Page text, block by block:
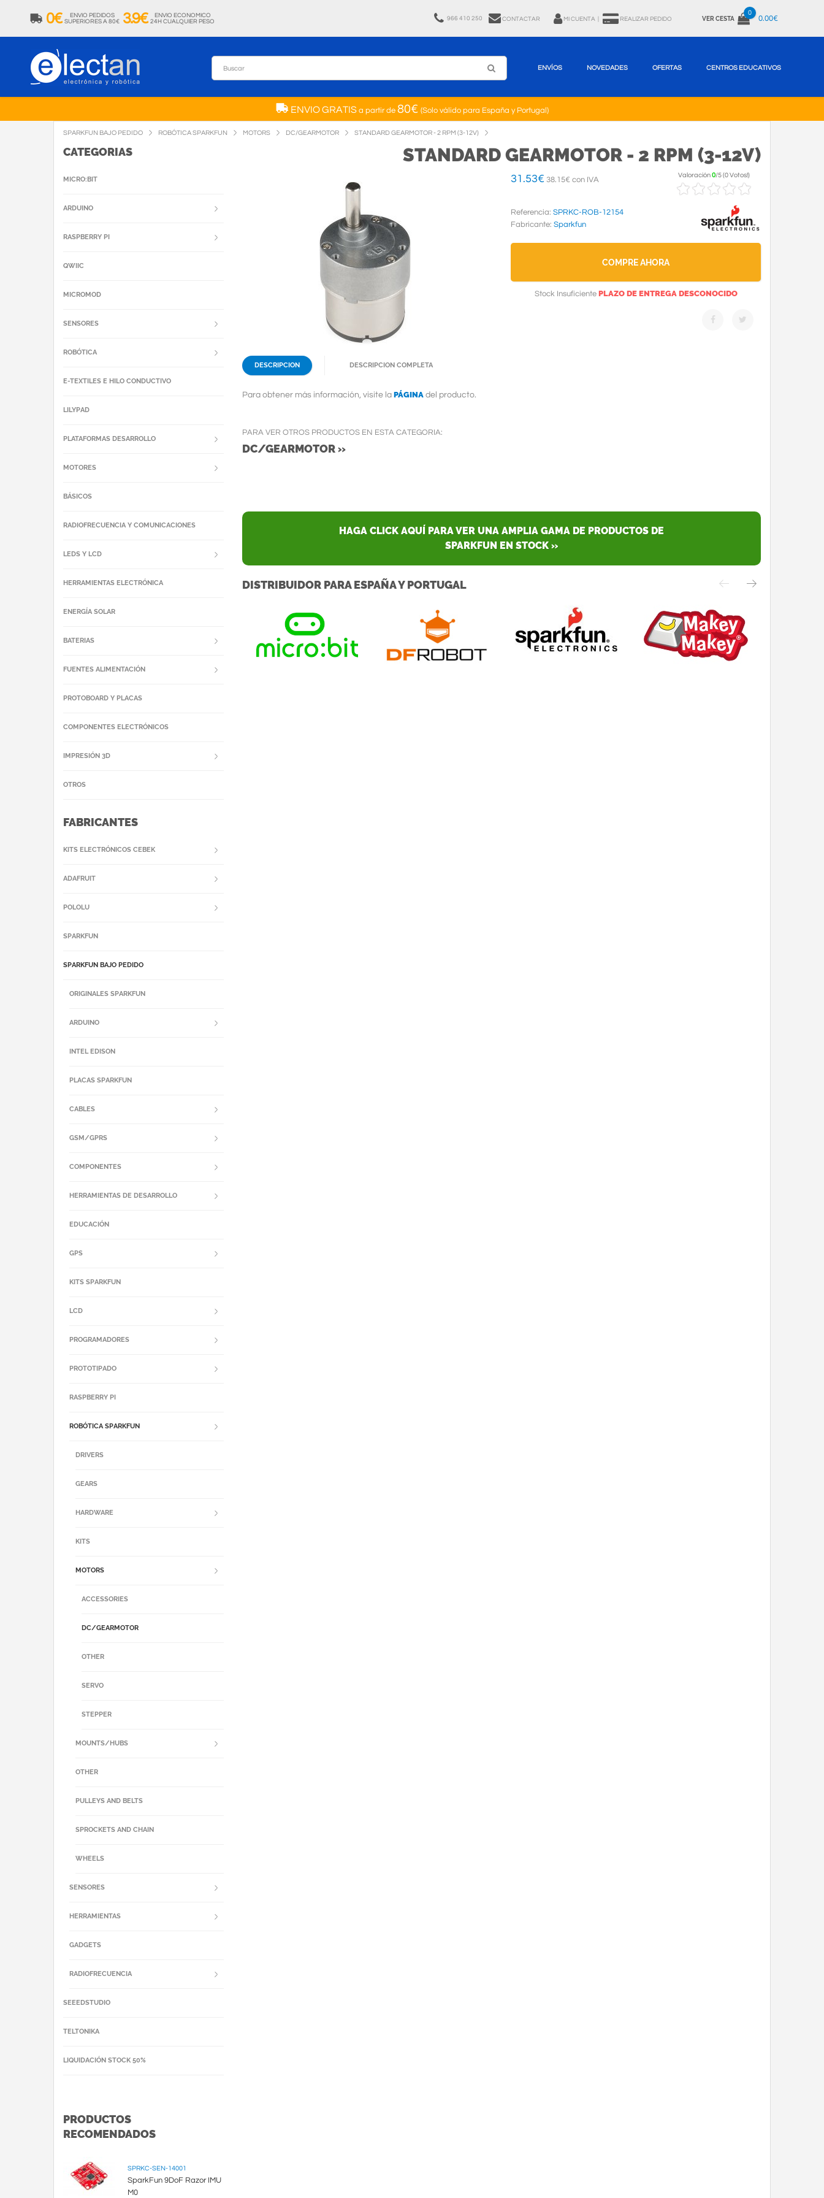
0€
ENVIO PEDIDOS
SUPERIORES A 80€ 3.9€
ENVIO ECONOMICO
24H CUALQUIER PESO
966 410 250 CONTACTAR MI CUENTA REALIZAR PEDIDO VER CESTA
0
0.00€
ENVÍOS NOVEDADES OFERTAS CENTROS EDUCATIVOS
ENVIO GRATISa partir de 80€ (Solo válido para España y Portugal)
SPARKFUN BAJO PEDIDO ROBÓTICA SPARKFUN MOTORS DC/GEARMOTOR STANDARD GEARMOTOR - 2 RPM (3-12V)
STANDARD GEARMOTOR - 2 RPM (3-12V)
31.53€ 38.15€ con IVA
Valoración0/5(0 Votos!)
Referencia: SPRKC-ROB-12154
Fabricante: Sparkfun
COMPRE AHORA
Stock Insuficiente PLAZO DE ENTREGA DESCONOCIDO
DESCRIPCION DESCRIPCION COMPLETA
Para obtener más información, visite la PÁGINA del producto.
PARA VER OTROS PRODUCTOS EN ESTA CATEGORIA:
DC/GEARMOTOR »
HAGA CLICK AQUÍ PARA VER UNA AMPLIA GAMA DE PRODUCTOS DE
SPARKFUN EN STOCK »
DISTRIBUIDOR PARA ESPAÑA Y PORTUGAL
CATEGORIAS
MICRO:BIT
ARDUINO
RASPBERRY PI
QWIIC
MICROMOD
SENSORES
ROBÓTICA
E-TEXTILES E HILO CONDUCTIVO
LILYPAD
PLATAFORMAS DESARROLLO
MOTORES
BÁSICOS
RADIOFRECUENCIA Y COMUNICACIONES
LEDS Y LCD
HERRAMIENTAS ELECTRÓNICA
ENERGÍA SOLAR
BATERIAS
FUENTES ALIMENTACIÓN
PROTOBOARD Y PLACAS
COMPONENTES ELECTRÓNICOS
IMPRESIÓN 3D
OTROS
FABRICANTES
KITS ELECTRÓNICOS CEBEK
ADAFRUIT
POLOLU
SPARKFUN
SPARKFUN BAJO PEDIDO
ORIGINALES SPARKFUN
ARDUINO
INTEL EDISON
PLACAS SPARKFUN
CABLES
GSM/GPRS
COMPONENTES
HERRAMIENTAS DE DESARROLLO
EDUCACIÓN
GPS
KITS SPARKFUN
LCD
PROGRAMADORES
PROTOTIPADO
RASPBERRY PI
ROBÓTICA SPARKFUN
DRIVERS
GEARS
HARDWARE
KITS
MOTORS
ACCESSORIES
DC/GEARMOTOR
OTHER
SERVO
STEPPER
MOUNTS/HUBS
OTHER
PULLEYS AND BELTS
SPROCKETS AND CHAIN
WHEELS
SENSORES
HERRAMIENTAS
GADGETS
RADIOFRECUENCIA
SEEEDSTUDIO
TELTONIKA
LIQUIDACIÓN STOCK 50%
PRODUCTOS
RECOMENDADOS
SPRKC-SEN-14001
SparkFun 9DoF Razor IMU
M0